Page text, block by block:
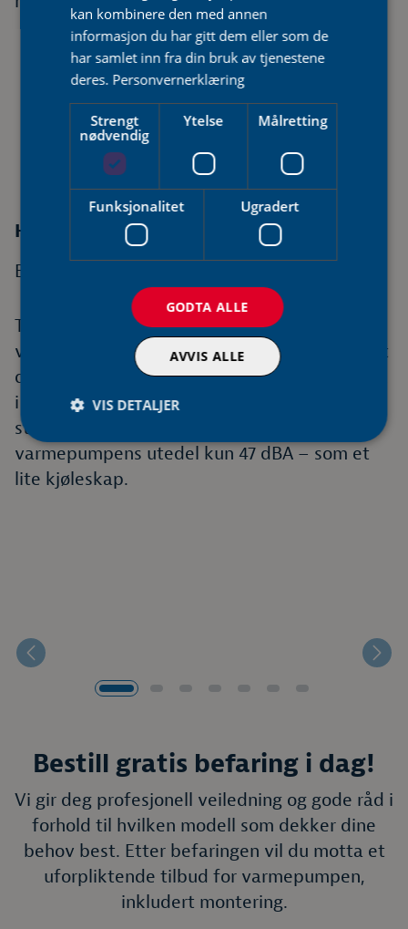
Hysj, kan du høre?
Blant de mest stillegående varmepumpene.
Toshiba sine varmepumper er bygget for å
være stillegående, og Daiseikai 9 S 25 er blant
de beste også der. Innedelen avgir kun 19 dBA
i stillemodus, på nivå med løv som rasler i
stille vind. På maksimal effekt avgir
varmepumpens utedel kun 47 dBA – som et
lite kjøleskap.
Forrige
Bestill gratis befaring i dag!
Vi gir deg profesjonell veiledning og gode råd i
forhold til hvilken modell som dekker dine
behov best. Etter befaringen vil du motta et
uforpliktende tilbud for varmepumpen,
inkludert montering.
kan kombinere den med annen
informasjon du har gitt dem eller som de
har samlet inn fra din bruk av tjenestene
deres. Personvernerklæring
Strengt
nødvendig
Ytelse Målretting
Funksjonalitet Ugradert
GODTA ALLE
AVVIS ALLE
VIS DETALJER